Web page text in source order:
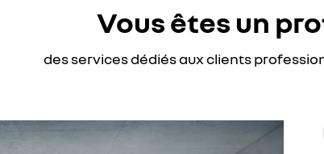
Vous êtes un
des services dédiés aux clients